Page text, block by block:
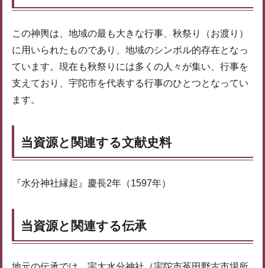
この神輿は、地域の最も大きな行事、秋祭り（お渡り）
に用いられたものであり、地域のシンボル的存在となっ
ています。現在も秋祭りには多くの人々が集い、行事を
支えており、宇陀市を代表する行事のひとつとなってい
ます。
当資源と関連する文献史料
『水分神社縁起』慶長2年（1597年）
当資源と関連する伝承